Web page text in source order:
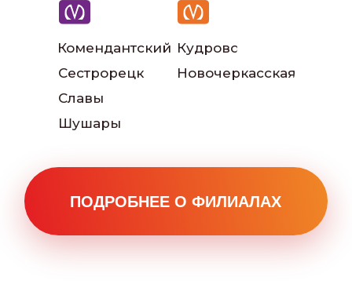
Славы
Сестрорецк
Шушары
Кудрово
Новочеркасская
Комендантский
Наш автопарк
Читать больше отзывов: